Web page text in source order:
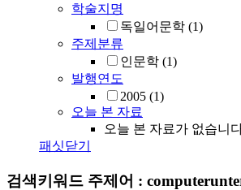
학술지명
독일어문학 (1)
주제분류
인문학 (1)
발행연도
2005 (1)
오늘 본 자료
오늘 본 자료가 없습니
패싯닫기
검색키워드 주제어 :